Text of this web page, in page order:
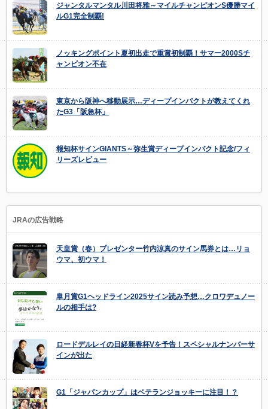
ジャンタルマンタル川田将雅～マイルチャンピオンS優勝マイ
ルG1完全制覇!
ノッキングポイント夏初出走で重賞初制覇！サマー2000Sチ
ャンピオン不在
東京から阪神へ移動展示…ディープインパクトが教えてくれ
たG3「阪急杯」
報知杯サインGIANTS～弥生賞ディープインパクト記念/フィ
リーズレビュー
JRAの広告戦略
天皇賞（春）プレゼンター竹内涼真のサイン馬券とは…リョ
ウマ、初ウマ！
皐月賞G1ヘッドライン2025サイン読み予想…クロワデュノー
ルの相手は?
ロードデルレイの日経新春杯Vを予告！スペシャルナンバーサ
インが出た
G1「ジャパンカップ」はベテランジョッキーに注目！？